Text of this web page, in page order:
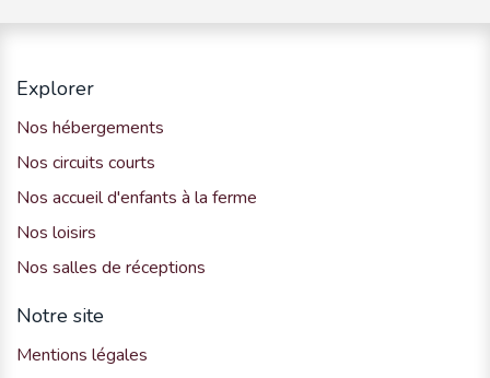
Explorer
Nos hébergements
Nos circuits courts
Nos accueil d'enfants à la ferme
Nos loisirs
Nos salles de réceptions
Notre site
Mentions légales